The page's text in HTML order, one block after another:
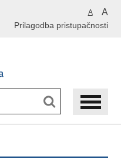
A A
Prilagodba pristupačnosti